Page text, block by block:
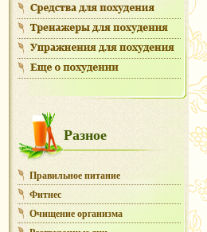
Разное
Правильное питание
Фитнес
Очищение организма